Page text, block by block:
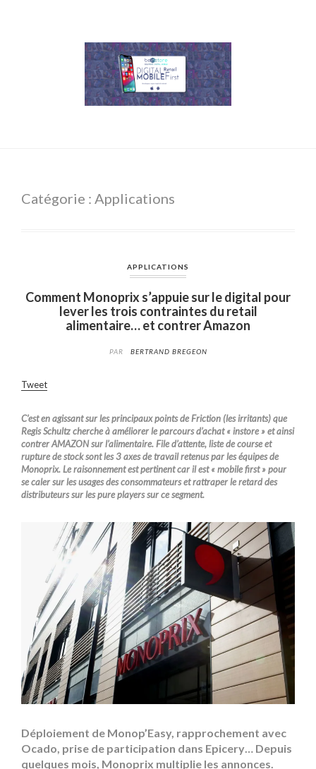
Catégorie : Applications
APPLICATIONS
Comment Monoprix s’appuie sur le digital pour
lever les trois contraintes du retail
alimentaire… et contrer Amazon
PAR BERTRAND BREGEON
Tweet
C’est en agissant sur les principaux points de Friction (les irritants) que
Regis Schultz cherche à améliorer le parcours d’achat « instore » et ainsi
contrer AMAZON sur l’alimentaire. File d’attente, liste de course et
rupture de stock sont les 3 axes de travail retenus par les équipes de
Monoprix. Le raisonnement est pertinent car il est « mobile first » pour
se caler sur les usages des consommateurs et rattraper le retard des
distributeurs sur les pure players sur ce segment.
Déploiement de Monop’Easy, rapprochement avec
Ocado, prise de participation dans Epicery… Depuis
quelques mois, Monoprix multiplie les annonces.